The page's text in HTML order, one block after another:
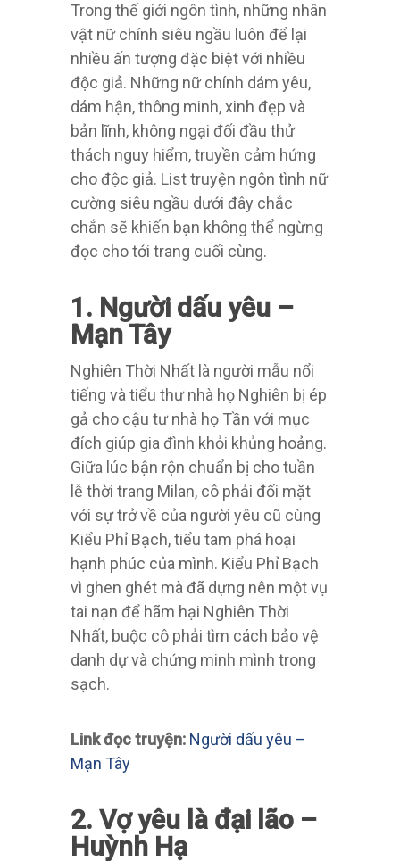
Trong thế giới ngôn tình, những nhân
vật nữ chính siêu ngầu luôn để lại
nhiều ấn tượng đặc biệt với nhiều
độc giả. Những nữ chính dám yêu,
dám hận, thông minh, xinh đẹp và
bản lĩnh, không ngại đối đầu thử
thách nguy hiểm, truyền cảm hứng
cho độc giả. List truyện ngôn tình nữ
cường siêu ngầu dưới đây chắc
chắn sẽ khiến bạn không thể ngừng
đọc cho tới trang cuối cùng.
1. Người dấu yêu –
Mạn Tây
Nghiên Thời Nhất là người mẫu nổi
tiếng và tiểu thư nhà họ Nghiên bị ép
gả cho cậu tư nhà họ Tần với mục
đích giúp gia đình khỏi khủng hoảng.
Giữa lúc bận rộn chuẩn bị cho tuần
lễ thời trang Milan, cô phải đối mặt
với sự trở về của người yêu cũ cùng
Kiểu Phỉ Bạch, tiểu tam phá hoại
hạnh phúc của mình. Kiểu Phỉ Bạch
vì ghen ghét mà đã dựng nên một vụ
tai nạn để hãm hại Nghiên Thời
Nhất, buộc cô phải tìm cách bảo vệ
danh dự và chứng minh mình trong
sạch.
Link đọc truyện: Người dấu yêu –
Mạn Tây
2. Vợ yêu là đại lão –
Huỳnh Hạ